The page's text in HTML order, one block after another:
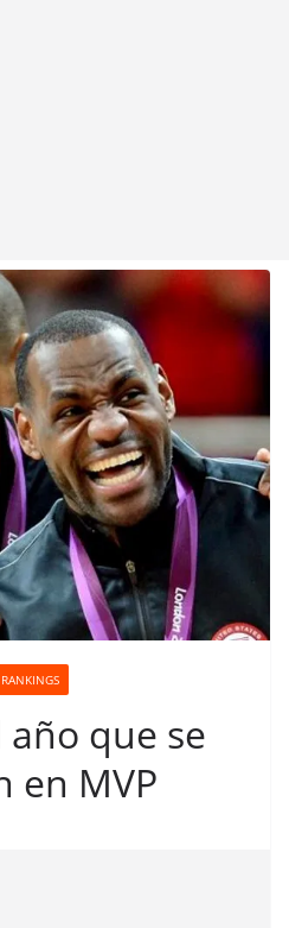
RANKINGS
año que se
en MVP